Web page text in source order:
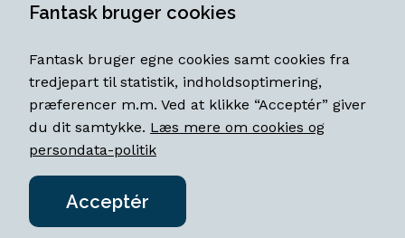
YouTube
Åbningstider
Mandag-torsdag 11-18
Fredag 11-18.30
Lørdag 11-15
Fantask bruger cookies
Fantask bruger egne cookies samt cookies fra
tredjepart til statistik, indholdsoptimering,
præferencer m.m. Ved at klikke “Acceptér” giver
du dit samtykke. Læs mere om cookies og
persondata-politik
Acceptér